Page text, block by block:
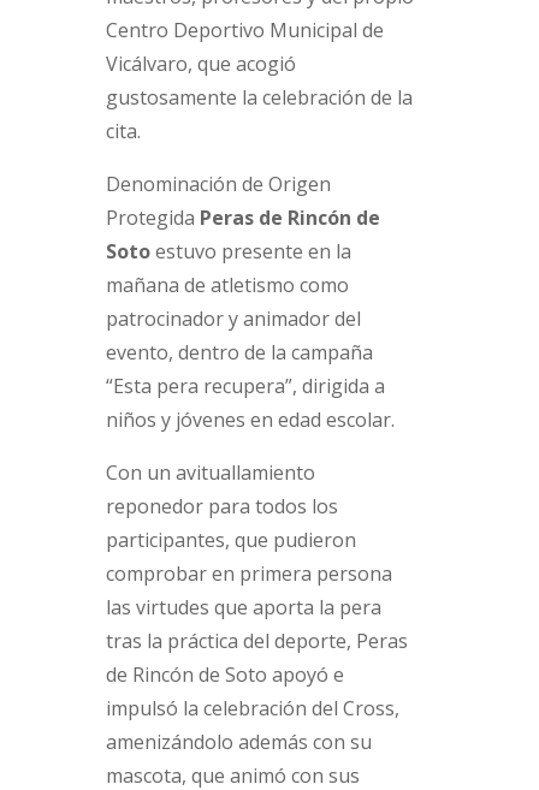
Centro Deportivo Municipal de
Vicálvaro, que acogió
gustosamente la celebración de la
cita.
Denominación de Origen
Protegida Peras de Rincón de
Sotoestuvo presente en la
mañana de atletismo como
patrocinador y animador del
evento, dentro de la campaña
“Esta pera recupera”, dirigida a
niños y jóvenes en edad escolar.
Con un avituallamiento
reponedor para todos los
participantes, que pudieron
comprobar en primera persona
las virtudes que aporta la pera
tras la práctica del deporte, Peras
de Rincón de Soto apoyó e
impulsó la celebración del Cross,
amenizándolo además con su
mascota, que animó con sus